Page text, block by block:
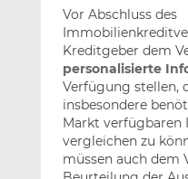
Vor Abschluss des
Kreditgeber dem
personalisierte
Verfügung stellen,
insbesondere
Markt
vergleichen zu
müssen auch dem